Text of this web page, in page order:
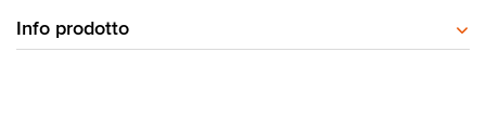
Info prodotto